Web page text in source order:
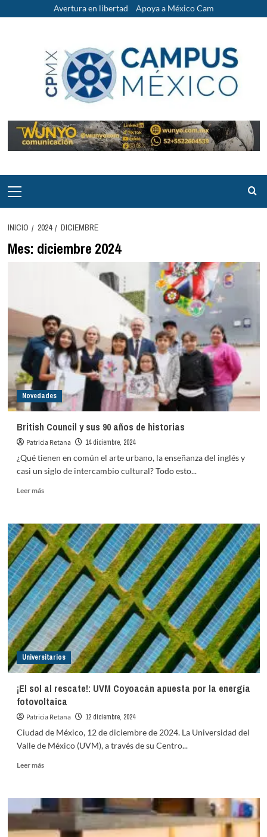
Avertura en libertad Apoya a México Cam
principal
INICIO 2024 DICIEMBRE
Mes: diciembre 2024
Novedades
British Council y sus 90 años de historias
Patricia Retana 14 diciembre, 2024
¿Qué tienen en común el arte urbano, la enseñanza del inglés y
casi un siglo de intercambio cultural? Todo esto...
Leer másLeer
British
Council
y
sus
90
años
de
historias
Universitarios
¡El sol al rescate!: UVM Coyoacán apuesta por la energía
fotovoltaica
Patricia Retana 12 diciembre, 2024
Ciudad de México, 12 de diciembre de 2024. La Universidad del
Valle de México (UVM), a través de su Centro...
Leer másLeer
¡El
sol
rescate!: